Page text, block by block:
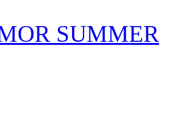
SUMMER